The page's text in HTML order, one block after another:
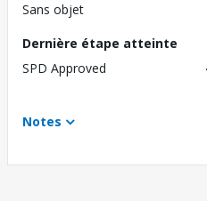
Sans objet
Dernière étape atteinte
SPD Approved
Notes